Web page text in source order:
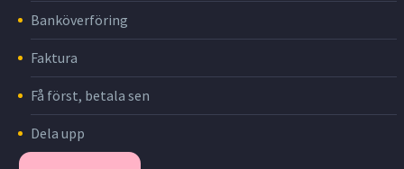
Banköverföring
Faktura
Få först, betala sen
Dela upp